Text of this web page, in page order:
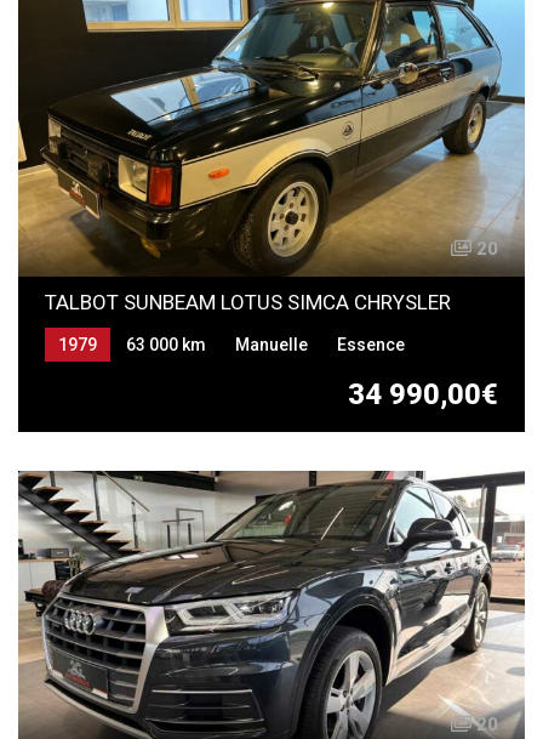
20
TALBOT SUNBEAM LOTUS SIMCA CHRYSLER
34 990,00€
1979 63 000 km Manuelle Essence
20